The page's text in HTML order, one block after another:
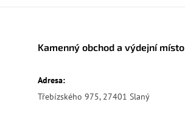
Kamenný obchod a výdejní místo
Adresa:
Třebízského 975, 27401 Slaný